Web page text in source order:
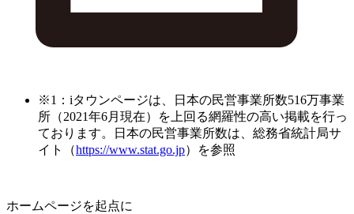
※1：iタウンページは、日本の民営事業所数516万事業
所（2021年6月現在）を上回る網羅性の高い掲載を行っ
ております。日本の民営事業所数は、総務省統計局サ
イト（https://www.stat.go.jp）を参照
ホームページを起点に